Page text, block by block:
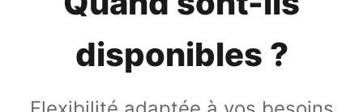
disponibles ?